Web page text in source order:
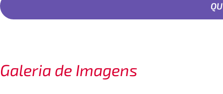
Galeria de Imagens